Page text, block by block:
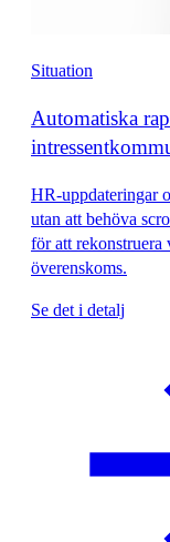
Situation
Automatiska
HR-uppdateringar
utan att behöva
för att rekonstruera
överenskoms.
Se det i detalj